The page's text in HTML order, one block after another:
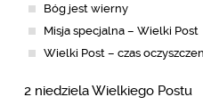
Bóg jest wierny
Misja specjalna – Wielki Post
Wielki Post – czas
2 niedziela Wielkiego Postu